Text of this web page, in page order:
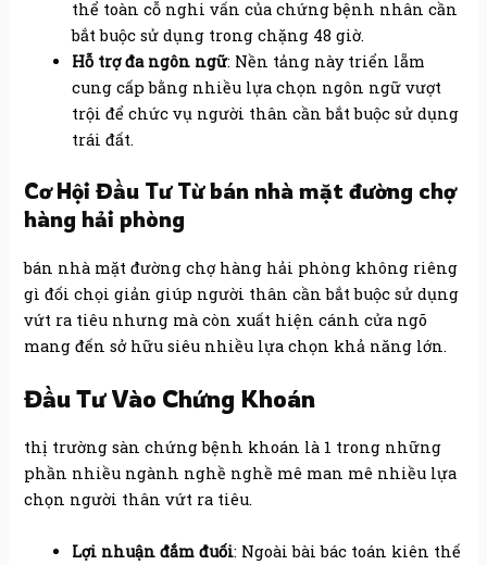
thể toàn cỗ nghi vấn của chứng bệnh nhân cần
bắt buộc sử dụng trong chặng 48 giờ.
Hỗ trợ đa ngôn ngữ: Nền tảng này triển lẵm
cung cấp bằng nhiều lựa chọn ngôn ngữ vượt
trội để chức vụ người thân cần bắt buộc sử dụng
trái đất.
Cơ Hội Đầu Tư Từ bán nhà mặt đường chợ
hàng hải phòng
bán nhà mặt đường chợ hàng hải phòng không riêng
gì đối chọi giản giúp người thân cần bắt buộc sử dụng
vứt ra tiêu nhưng mà còn xuất hiện cánh cửa ngõ
mang đến sở hữu siêu nhiều lựa chọn khả năng lớn.
Đầu Tư Vào Chứng Khoán
thị trường sàn chứng bệnh khoán là 1 trong những
phần nhiều ngành nghề nghề mê man mê nhiều lựa
chọn người thân vứt ra tiêu.
Lợi nhuận đắm đuối: Ngoài bài bác toán kiên thế